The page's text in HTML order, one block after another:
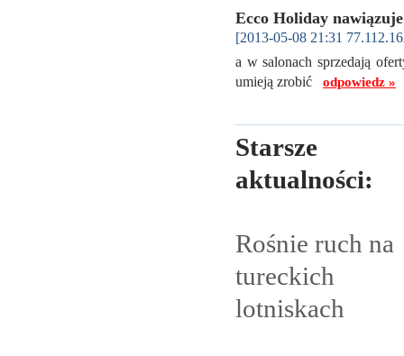
Ecco Holiday
[2013-05-08 21:31
a w salonach sprzedają
umieją zrobić odpowiedz »
Starsze
aktualności:
Rośnie ruch na
tureckich
lotniskach